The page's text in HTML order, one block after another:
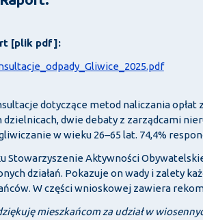
[plik pdf]:
dotyczące metod naliczania opłat
dzielnicach, dwie debaty z zarządcami
w wieku 26–65 lat. 74,4%
Stowarzyszenie Aktywności
działań. Pokazuje on wady i zalety
W części wnioskowej zawiera
mieszkańcom za udział w